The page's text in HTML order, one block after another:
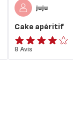
juju
Cake apéritif
ratings.3.9
8 Avis